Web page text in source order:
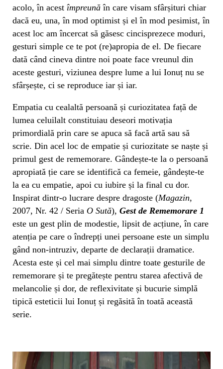
acolo, în acest împreună în care visam sfârșituri chiar
dacă eu, una, în mod optimist și el în mod pesimist, în
acest loc am încercat să găsesc cincisprezece moduri,
gesturi simple ce te pot (re)apropia de el. De fiecare
dată când cineva dintre noi poate face vreunul din
aceste gesturi, viziunea despre lume a lui Ionuț nu se
sfârșește, ci se reproduce iar și iar.
Empatia cu cealaltă persoană și curiozitatea față de
lumea celuilalt constituiau deseori motivația
primordială prin care se apuca să facă artă sau să
scrie. Din acel loc de empatie și curiozitate se naște și
primul gest de rememorare. Gândește-te la o persoană
apropiată ție care se identifică ca femeie, gândește-te
la ea cu empatie, apoi cu iubire și la final cu dor.
Inspirat dintr-o lucrare despre dragoste (Magazin,
2007, Nr. 42 / Seria O Sută), Gest de Rememorare 1
este un gest plin de modestie, lipsit de acțiune, în care
atenția pe care o îndrepți unei persoane este un simplu
gând non-intruziv, departe de declarații dramatice.
Acesta este și cel mai simplu dintre toate gesturile de
rememorare și te pregătește pentru starea afectivă de
melancolie și dor, de reflexivitate și bucurie simplă
tipică esteticii lui Ionuț și regăsită în toată această
serie.